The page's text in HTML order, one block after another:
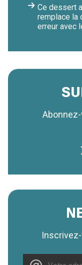
Ce dessert
remplace la
erreur avec